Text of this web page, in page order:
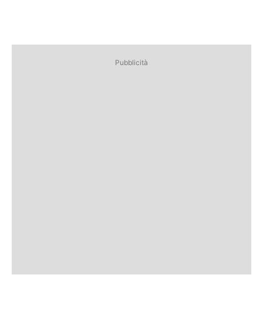
Pubblicità